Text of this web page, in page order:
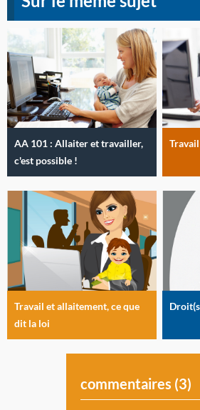
AA 101 : Allaiter et travailler,
c'est possible !
Travail et allaitement, ce que
dit la loi
commentaires (3)